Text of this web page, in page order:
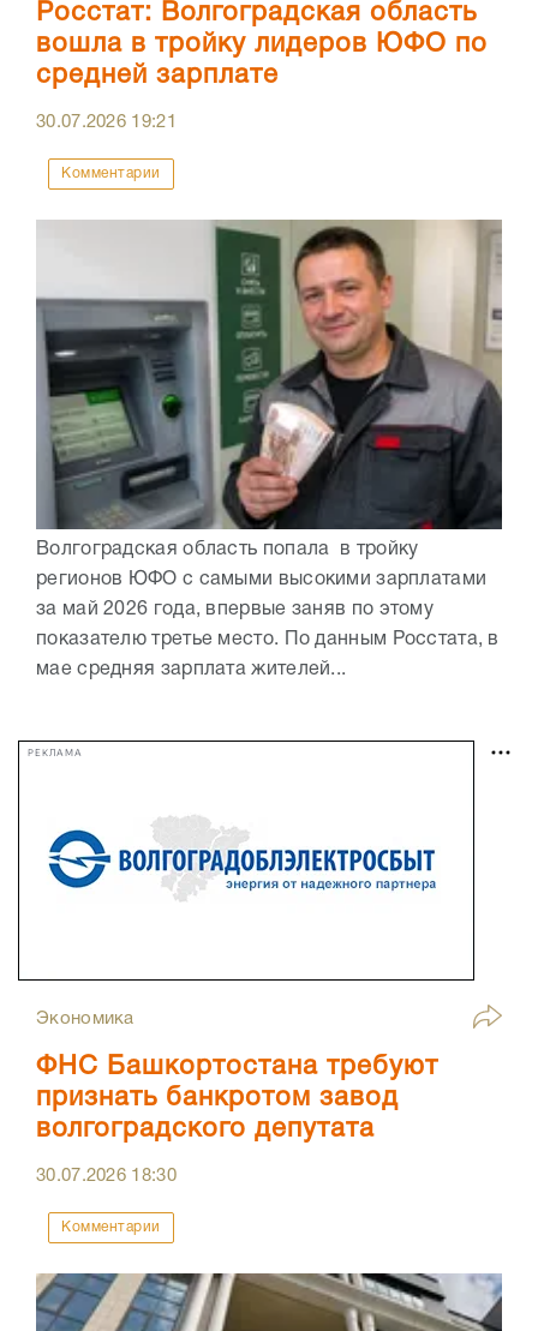
Росстат: Волгоградская область
вошла в тройку лидеров ЮФО по
средней зарплате
30.07.2026 19:21
Комментарии
Волгоградская область попала в тройку
регионов ЮФО с самыми высокими зарплатами
за май 2026 года, впервые заняв по этому
показателю третье место. По данным Росстата, в
мае средняя зарплата жителей...
РЕКЛАМА
Экономика
ФНС Башкортостана требуют
признать банкротом завод
волгоградского депутата
30.07.2026 18:30
Комментарии